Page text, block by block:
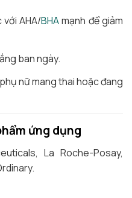
AHA/BHAmạnh để giảm
ban ngày.
nữ mang thai hoặc đang
ứng dụng
La Roche-Posay,